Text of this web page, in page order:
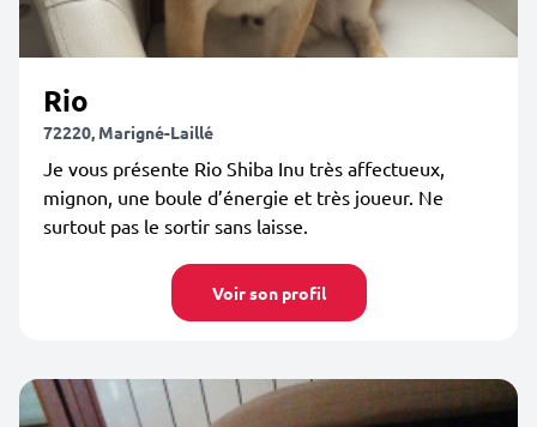
Rio
72220, Marigné-Laillé
Je vous présente Rio Shiba Inu très affectueux,
mignon, une boule d’énergie et très joueur. Ne
surtout pas le sortir sans laisse.
Voir son profil